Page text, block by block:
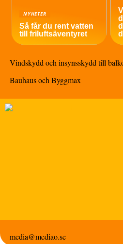
NYHETER
Så får du rent vatten
till friluftsäventyret
Vindskydd och insynsskydd till
Bauhaus och Byggmax
media@mediao.se